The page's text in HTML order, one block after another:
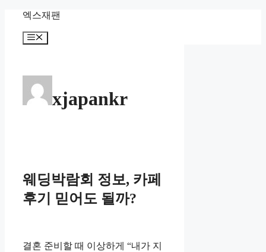
content
엑스재팬
Menu
xjapankr
웨딩박람회 정보, 카페
후기 믿어도 될까?
결혼 준비할 때 이상하게 “내가 지